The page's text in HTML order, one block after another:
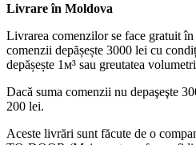
Livrare în Moldova
Livrarea comenzilor se face gratuit
comenzii depășește 3000 lei cu
depășește 1м³ sau greutatea
Dacă suma comenzii nu depaşeşte
200 lei.
Aceste livrări sunt făcute de o